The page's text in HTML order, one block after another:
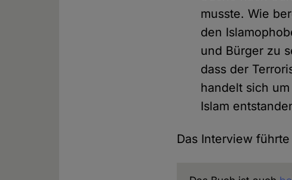
musste. Wie
den
und Bürger zu
dass der
handelt sich
Islam
Das Interview